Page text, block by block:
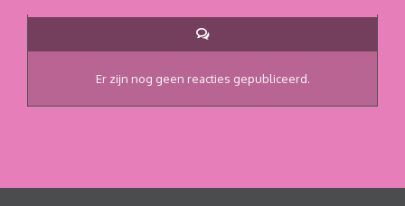
Er zijn nog geen reacties gepubliceerd.